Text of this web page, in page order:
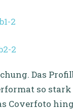
Das
so
Coverfoto